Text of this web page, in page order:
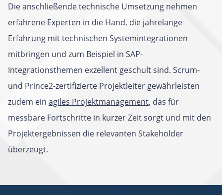
Die anschließende technische Umsetzung nehmen
erfahrene Experten in die Hand, die jahrelange
Erfahrung mit technischen Systemintegrationen
mitbringen und zum Beispiel in SAP-
Integrationsthemen exzellent geschult sind. Scrum-
und Prince2-zertifizierte Projektleiter gewährleisten
zudem ein agiles Projektmanagement, das für
messbare Fortschritte in kurzer Zeit sorgt und mit den
Projektergebnissen die relevanten Stakeholder
überzeugt.